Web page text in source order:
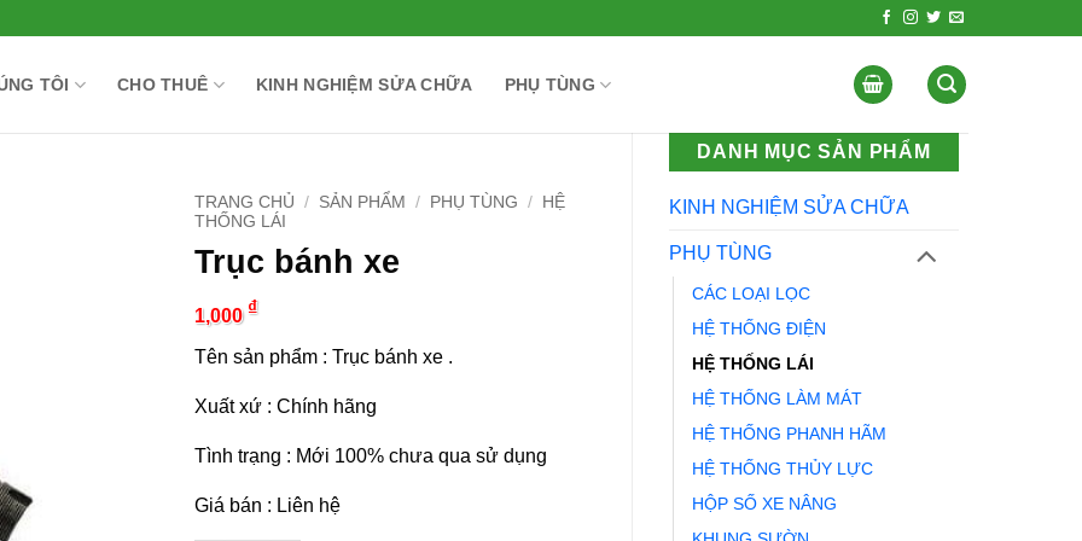
TÔI CHO THUÊ KINH NGHIỆM SỬA CHỮA PHỤ TÙNG
DANH MỤC SẢN PHẨM
KINH NGHIỆM SỬA CHỮA
PHỤ TÙNG
CÁC LOẠI LỌC
HỆ THỐNG ĐIỆN
HỆ THỐNG LÁI
HỆ THỐNG LÀM MÁT
HỆ THỐNG PHANH HÃM
HỆ THỐNG THỦY LỰC
HỘP SỐ XE NÂNG
TRANG CHỦ / SẢN PHẨM / PHỤ TÙNG /
HỆ
THỐNG LÁI
Trục bánh xe
1,000 ₫
Tên sản phẩm : Trục bánh xe .
Xuất xứ : Chính hãng
Tình trạng : Mới 100% chưa qua sử dụng
Giá bán : Liên hệ